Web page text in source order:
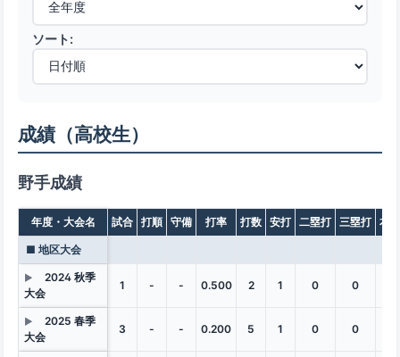
ソート:
成績（高校生）
野手成績
年度・大会名 試合 打順 守備 打率 打数 安打 二塁打 三塁打 本
■ 地区大会
▶
2024 秋季
大会
1 - - 0.500 2 1 0 0
▶
2025 春季
大会
3 - - 0.200 5 1 0 0